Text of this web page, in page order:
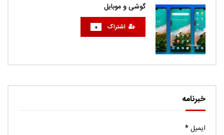
گوشی و موبایل
اشتراک 0
خبرنامه
ایمیل*